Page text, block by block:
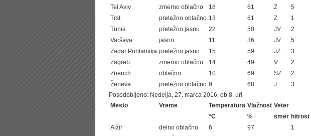
Tel Aviv
zmerno oblačno 18 61 Z 5
Trst
pretežno oblačno 13 61 Z 1
Tunis
pretežno jasno 22 50 JV 2
Varšava
jasno 11 36 JV 5
Zadar Puntamika pretežno jasno 15 59 JZ 3
Zagreb
zmerno oblačno 14 49 V 2
Zuerich
oblačno 10 69 SZ 2
Ženeva
pretežno oblačno 9 68 J 3
Posodobljeno: Nedelja, 27. marca 2016, ob 8. uri
Mesto
Vreme Temperatura Vlažnost Veter
°C
% smer hitrost
Alžir
delno oblačno 6 97 1